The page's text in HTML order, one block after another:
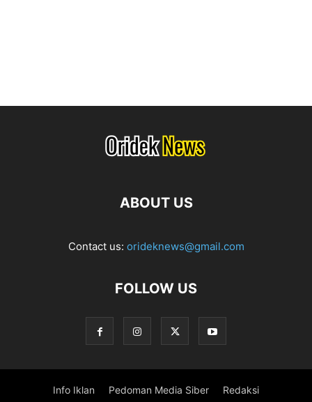
ABOUT US
Contact us: orideknews@gmail.com
FOLLOW US
Info Iklan Pedoman Media Siber Redaksi